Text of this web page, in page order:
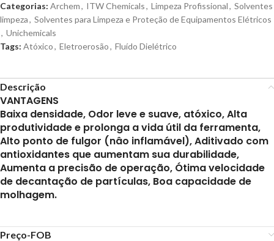
Categorias: Archem, ITW Chemicals, Limpeza Profissional, Solventes
limpeza, Solventes para Limpeza e Proteção de Equipamentos Elétricos
, Unichemicals
Tags: Atóxico, Eletroerosão, Fluído Dielétrico
Descrição
VANTAGENS
Baixa densidade, Odor leve e suave, atóxico, Alta
produtividade e prolonga a vida útil da ferramenta,
Alto ponto de fulgor (nâo inflamável), Aditivado com
antioxidantes que aumentam sua durabilidade,
Aumenta a precisão de operação, Ótima velocidade
de decantação de partículas, Boa capacidade de
molhagem.
Preço-FOB